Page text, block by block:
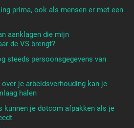
prima, ook als mensen er met een
aanklagen die mijn
de VS brengt?
steeds persoonsgegevens van
je arbeidsverhouding kan je
halen
kunnen je dotcom afpakken als je